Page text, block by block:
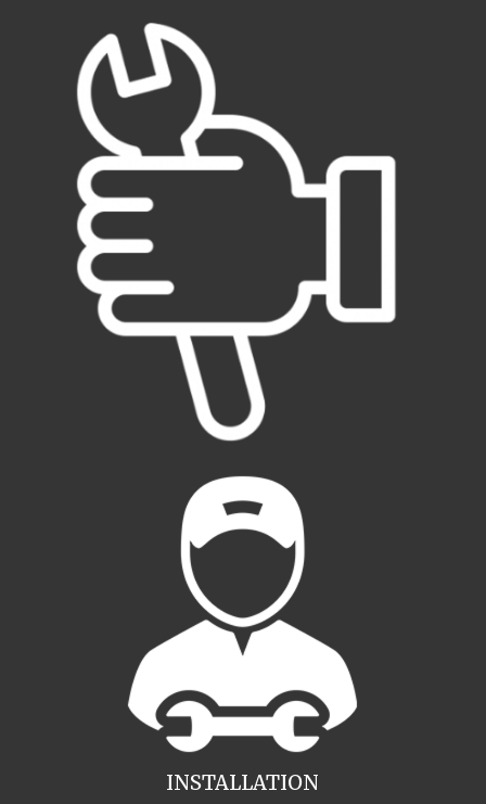
INSTALLATION